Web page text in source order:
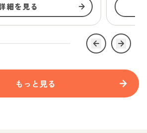
細を見る
もっと見る